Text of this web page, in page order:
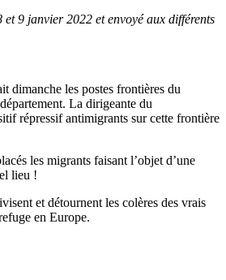
9 janvier 2022 et envoyé aux différents
dimanche les postes frontières du
La dirigeante du
répressif antimigrants sur cette frontière
les migrants faisant l’objet d’une
lieu !
et détournent les colères des vrais
en Europe.